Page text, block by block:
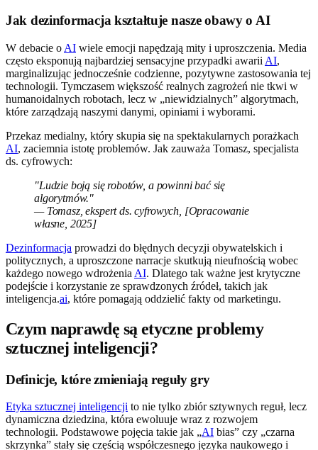
Jak dezinformacja kształtuje nasze obawy o AI
W debacie o AI wiele emocji napędzają mity i uproszczenia. Media
często eksponują najbardziej sensacyjne przypadki awarii AI,
marginalizując jednocześnie codzienne, pozytywne zastosowania tej
technologii. Tymczasem większość realnych zagrożeń nie tkwi w
humanoidalnych robotach, lecz w „niewidzialnych” algorytmach,
które zarządzają naszymi danymi, opiniami i wyborami.
Przekaz medialny, który skupia się na spektakularnych porażkach
AI, zaciemnia istotę problemów. Jak zauważa Tomasz, specjalista
ds. cyfrowych:
"Ludzie boją się robotów, a powinni bać się
algorytmów."
— Tomasz, ekspert ds. cyfrowych, [Opracowanie
własne, 2025]
Dezinformacja prowadzi do błędnych decyzji obywatelskich i
politycznych, a uproszczone narracje skutkują nieufnością wobec
każdego nowego wdrożenia AI. Dlatego tak ważne jest krytyczne
podejście i korzystanie ze sprawdzonych źródeł, takich jak
inteligencja.ai, które pomagają oddzielić fakty od marketingu.
Czym naprawdę są etyczne problemy
sztucznej inteligencji?
Definicje, które zmieniają reguły gry
Etyka sztucznej inteligencji to nie tylko zbiór sztywnych reguł, lecz
dynamiczna dziedzina, która ewoluuje wraz z rozwojem
technologii. Podstawowe pojęcia takie jak „AI bias” czy „czarna
skrzynka” stały się częścią współczesnego języka naukowego i